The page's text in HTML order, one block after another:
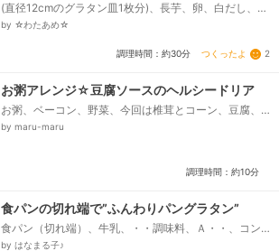
(直径12cmのグラタン皿1枚分)、長芋、卵、白だし、醤
油、明太子、ピザ用チーズ、万能ねぎ、しゃぶしゃぶ
by ☆わたあめ☆
調理時間：約30分 つくったよ 2
お粥アレンジ☆豆腐ソースのヘルシードリア
お粥、ベーコン、野菜、今回は椎茸とコーン、豆腐、
味噌、スライスチーズ
by maru-maru
調理時間：約10分
食パンの切れ端で”ふんわりパングラタン”
食パン（切れ端）、牛乳、・・調味料、Ａ・・、コン
ソメスープの素（顆粒）、マヨネーズ、塩、こしょ
by はなまる子♪